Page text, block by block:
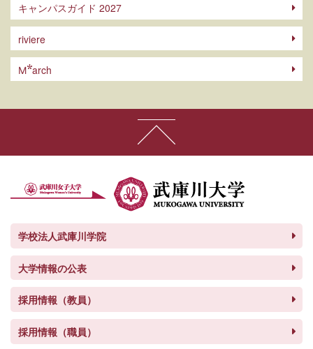
キャンパスガイド 2027
riviere
M arch
学校法人武庫川学院
大学情報の公表
採用情報（教員）
採用情報（職員）